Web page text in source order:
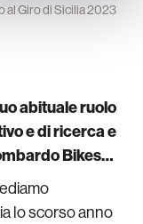
al Giro di Sicilia 2023
abituale ruolo
e di ricerca e
Bikes…
lo scorso anno